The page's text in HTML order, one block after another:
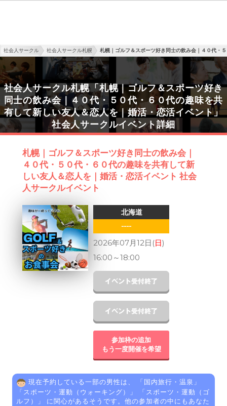
社会人サークル 社会人サークル札幌 札幌｜ゴルフ＆スポーツ好き同士の飲み会｜４０代・
社会人サークル札幌「札幌｜ゴルフ＆スポーツ好き
同士の飲み会｜４０代・５０代・６０代の趣味を共
有して新しい友人＆恋人を｜婚活・恋活イベント」
社会人サークルイベント詳細
札幌｜ゴルフ＆スポーツ好き同士の飲み会｜
４０代・５０代・６０代の趣味を共有して新
しい友人＆恋人を｜婚活・恋活イベント 社会
人サークルイベント
北海道
----
2026年07月12日(日)
16:00 ～18:00
参加枠の追加
もう一度開催を希望
現在予約している一部の男性は、 「 国内旅行・温泉 」
「スポーツ・運動（ウォーキング） 」 「スポーツ・運動（ゴ
ルフ）
」 に関心があるそうです。他の参加者の中にもあなた